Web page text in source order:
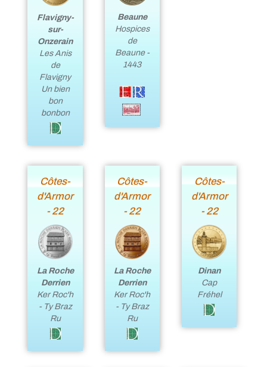
Flavigny-
sur-
Onzerain
Les Anis
de
Flavigny
Un bien
bon
bonbon
Beaune
Hospices
de
Beaune -
1443
Côtes-
d'Armor
- 22
La Roche
Derrien
Ker Roc'h
- Ty Braz
Ru
Côtes-
d'Armor
- 22
La Roche
Derrien
Ker Roc'h
- Ty Braz
Ru
Côtes-
d'Armor
- 22
Dinan
Cap
Fréhel